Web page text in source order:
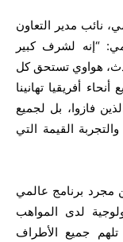
نائب مدير التعاون
“إنه لشرف كبير
هواوي تستحق كل
أفريقيا تهانينا
فازوا، بل لجميع
القيمة التي
مجرد برنامج عالمي
لدى المواهب
جميع الأطراف